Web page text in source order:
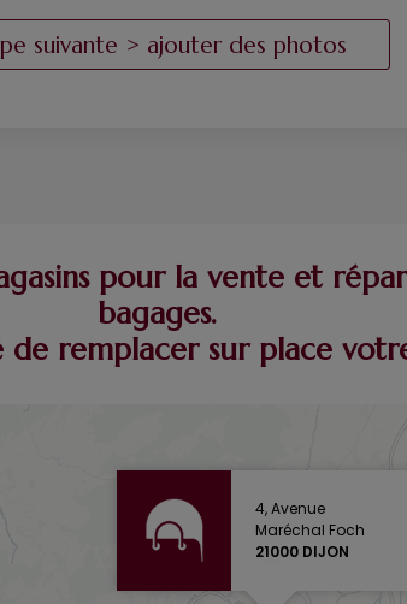
pour la vente et
bagages.
remplacer sur place
4, Avenue
Maréchal Foch
21000 DIJON